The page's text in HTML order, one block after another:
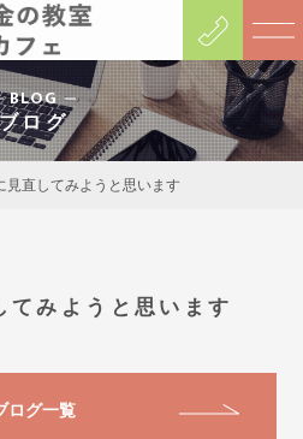
BLOG
ブログ
見直してみようと思います
てみようと思います
ログ一覧